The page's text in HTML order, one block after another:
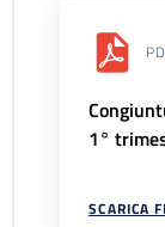
1°
SCARICA